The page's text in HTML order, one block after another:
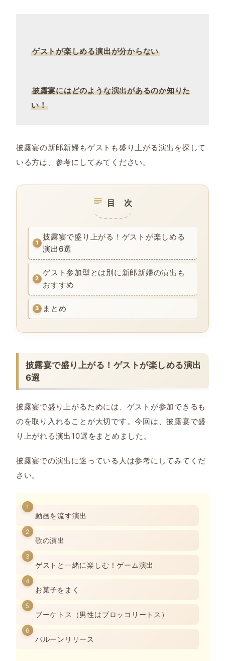
ゲストが楽しめる演出が分からない
披露宴にはどのような演出があるのか知りた
い！
披露宴の新郎新婦もゲストも盛り上がる演出を探して
いる方は、参考にしてみてください。
目 次
披露宴で盛り上がる！ゲストが楽しめる
演出6選
ゲスト参加型とは別に新郎新婦の演出も
おすすめ
まとめ
披露宴で盛り上がる！ゲストが楽しめる演出
6選
披露宴で盛り上がるためには、ゲストが参加できるも
のを取り入れることが大切です。今回は、披露宴で盛
り上がれる演出10選をまとめました。
披露宴での演出に迷っている人は参考にしてみてくだ
さい。
動画を流す演出
歌の演出
ゲストと一緒に楽しむ！ゲーム演出
お菓子をまく
ブーケトス（男性はブロッコリートス）
バルーンリリース